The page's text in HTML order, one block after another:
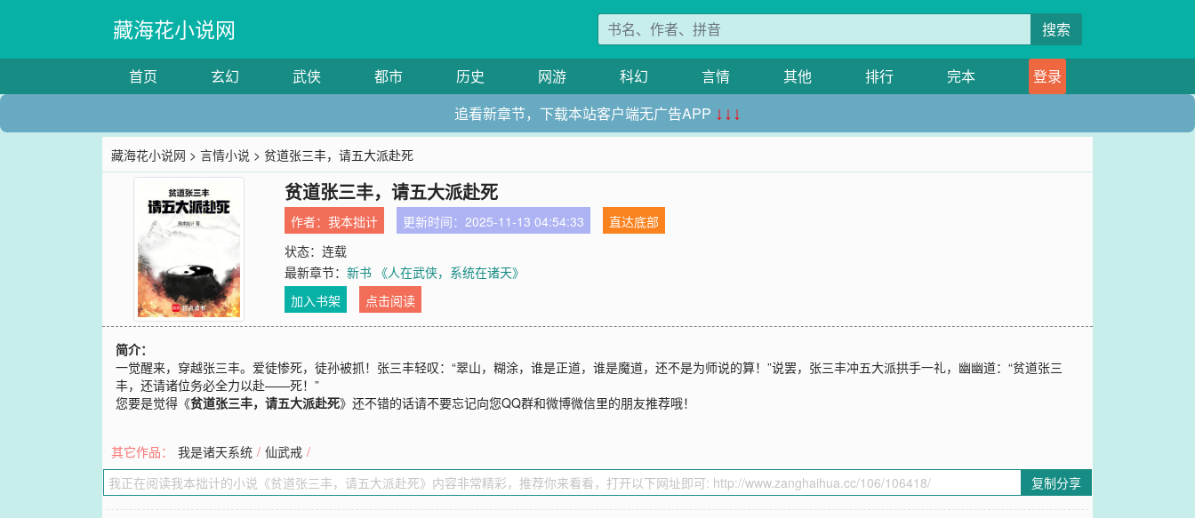
藏海花小说网 搜索
首页 玄幻 武侠 都市 历史 网游 科幻 言情 其他 排行 完本
登录
追看新章节，下载本站客户端无广告APP ↓↓↓
藏海花小说网 >言情小说 > 贫道张三丰，请五大派赴死
贫道张三丰，请五大派赴死
作者：我本拙计 更新时间：2025-11-13 04:54:33
直达底部
状态：连载
最新章节：新书 《人在武侠，系统在诸天》
加入书架
点击阅读
简介：
一觉醒来，穿越张三丰。爱徒惨死，徒孙被抓！张三丰轻叹：“翠山，糊涂，谁是正道，谁是魔道，还不是为师说的算！”说罢，张三丰冲五大派拱手一礼，幽幽道：“贫道张三
丰，还请诸位务必全力以赴——死！”
您要是觉得《贫道张三丰，请五大派赴死》还不错的话请不要忘记向您QQ群和微博微信里的朋友推荐哦！
其它作品： 我是诸天系统 / 仙武戒 /
复制分享